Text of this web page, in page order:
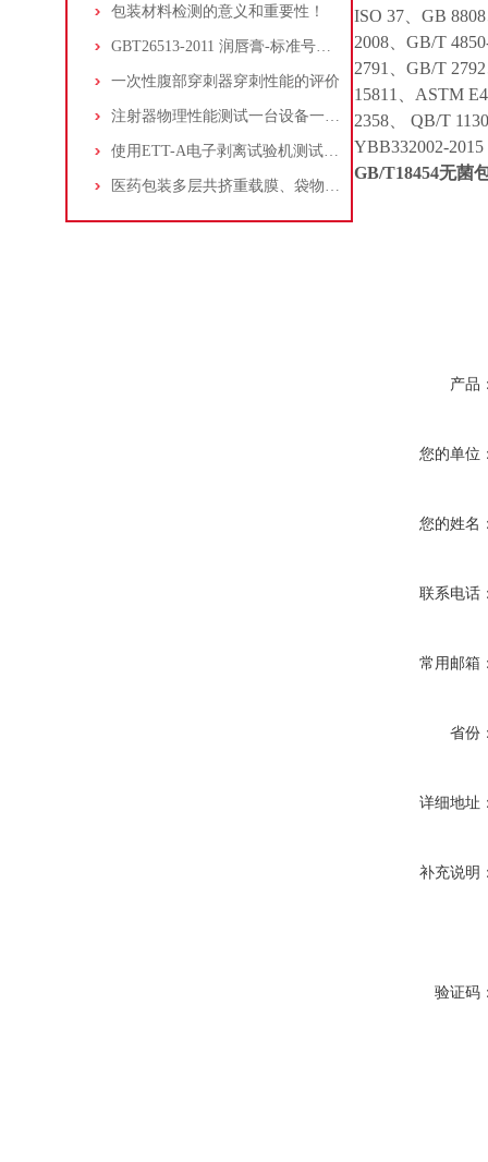
包装材料检测的意义和重要性！
GBT26513-2011 润唇膏-标准号标准全文
一次性腹部穿刺器穿刺性能的评价
注射器物理性能测试一台设备一站式完成！
使用ETT-A电子剥离试验机测试医疗器械吸塑盒的剥离力
医药包装多层共挤重载膜、袋物理性能测试
ISO 37、GB
2008、GB/T
2791、GB/T
15811、ASTM
2358、 QB/T
YBB332002-
GB/T18454无菌
产品
您的单位
您的姓名
联系电话
常用邮箱
省份
详细地址
补充说明
验证码